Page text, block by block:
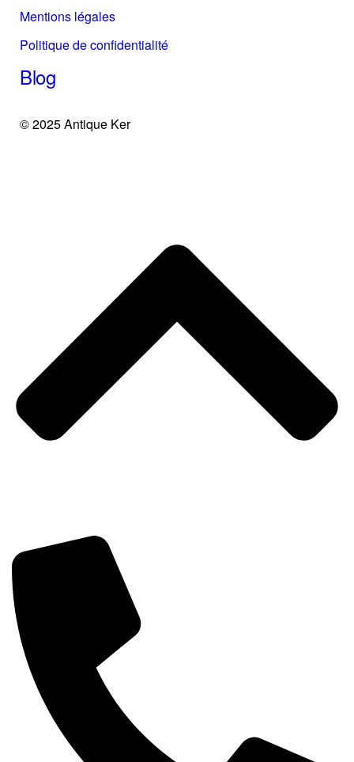
Mentions légales
Politique de confidentialité
Blog
© 2025 Antique Ker